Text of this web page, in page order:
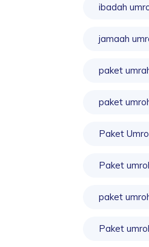
ibadah
jamaah
paket
paket
Paket
Paket
paket
Paket